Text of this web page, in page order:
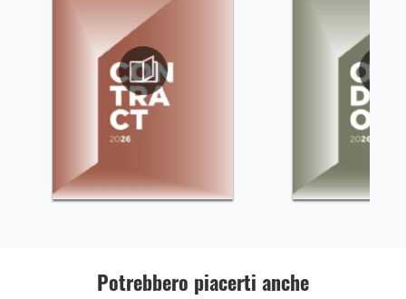
Potrebbero piacerti anche